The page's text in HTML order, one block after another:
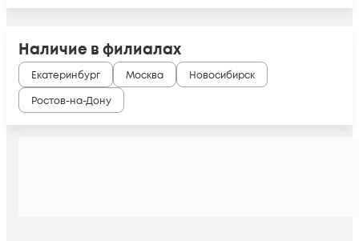
Наличие в филиалах
Екатеринбург Москва
Новосибирск
Ростов-на-Дону